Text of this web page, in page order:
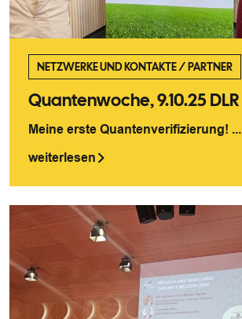
NETZWERKE UND KONTAKTE/PARTNER
Quantenwoche, 9.10.25 DLR
Meine erste Quantenverifizierung! ...
weiterlesen